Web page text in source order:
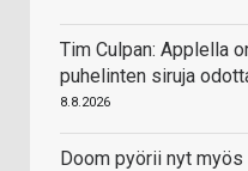
Tim Culpan: Applella
puhelinten siruja
8.8.2026
Doom pyörii nyt